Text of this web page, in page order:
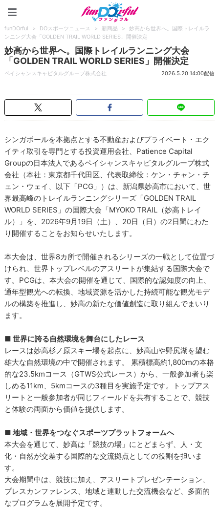
funDOrful > DOスポーツニュース > 新商品 >
妙高から世界へ。国際トレイルラ
ンニング大会「GOLDEN TRAIL WORLD SERIES」開催決定
妙高から世界へ。国際トレイルランニング大会
「GOLDEN TRAIL WORLD SERIES」開催決定
ペイシャンスキャピタルグループ株式会社 2026.5.20 14:00配信
シンガポールを本拠点とする不動産およびプライベート・エク
イティ取引を専門とする投資運用会社、Patience Capital
Groupの日本法人であるペイシャンスキャピタルグループ株式
会社（本社：東京都千代田区、代表取締役：ケン・チャン・チ
ェン・ウェイ、以下「PCG」）は、新潟県妙高市において、世
界最高峰のトレイルランニングシリーズ「GOLDEN TRAIL
WORLD SERIES」の国際大会「MYOKO TRAIL（妙高トレイ
ル）」を、2026年9月19日（土）、20日（日）の2日間にわた
り開催することをお知らせいたします。
本大会は、世界8カ所で開催されるシリーズの一戦として位置づ
けられ、世界トップレベルのアスリートが集結する国際大会で
す。PCGは、本大会の開催を通じて、国際的な認知度の向上、
通年型観光への転換、地域資源を活かした持続可能な観光モデ
ルの構築を推進し、妙高の新たな価値創造に取り組んでまいり
ます。
■ 世界に誇る自然環境を舞台にしたレース
レースは妙高杉ノ原スキー場を起点に、妙高山や野尻湖を望む
雄大な自然環境の中で開催されます。 累積標高約1,800mの本格
的な23.5kmコース（GTWS公式レース）から、一般参加者も楽
しめる11km、5kmコースの3種目を実施予定です。トップアス
リートと一般参加者が同じフィールドを共有することで、競技
と体験の両面から価値を提供します。
■ 地域・世界をつなぐスポーツプラットフォームへ
本大会を通じて、妙高は「競技の場」にとどまらず、人・文
化・自然が交差する国際的な交流拠点としての役割を担いま
す。
大会期間中は、競技に加え、アスリートプレゼンテーション、
プレスカンファレンス、地域と連動した交流機会など、多面的
なプログラムを展開予定です。